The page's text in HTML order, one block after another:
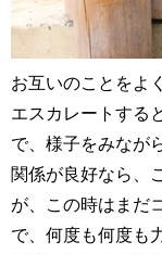
お互いのことをよ
エスカレートする
で、様子をみなが
関係が良好なら、
が、この時はまだ
で、何度も何度も